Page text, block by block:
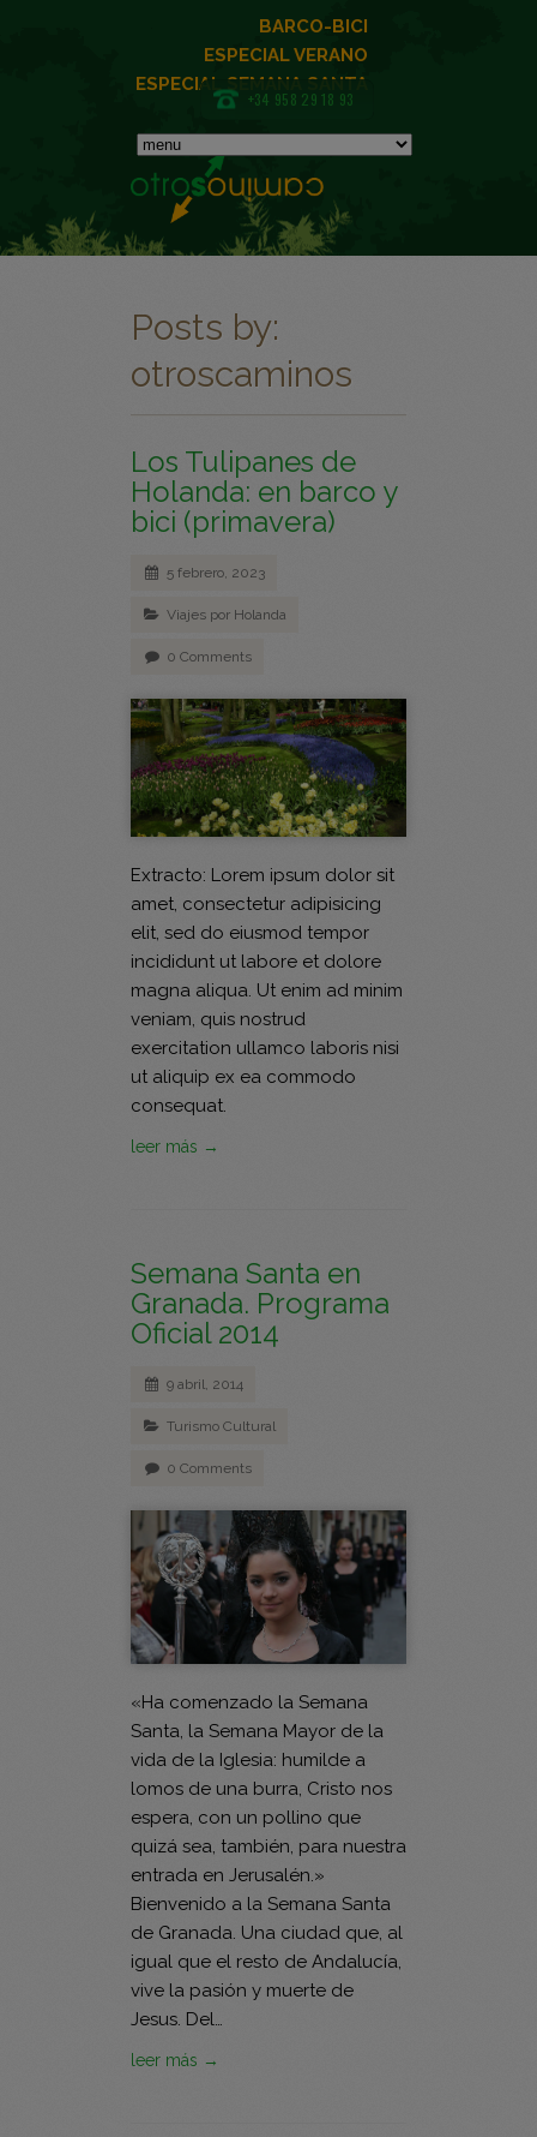
BARCO-BICI
ESPECIAL VERANO
ESPECIAL SEMANA SANTA
+34 958 29 18 93
Posts by:
otroscaminos
Los Tulipanes de
Holanda: en barco y
bici (primavera)
5 febrero, 2023
Viajes por Holanda
0 Comments
Extracto: Lorem ipsum dolor sit
amet, consectetur adipisicing
elit, sed do eiusmod tempor
incididunt ut labore et dolore
magna aliqua. Ut enim ad minim
veniam, quis nostrud
exercitation ullamco laboris nisi
ut aliquip ex ea commodo
consequat.
leer más →
Semana Santa en
Granada. Programa
Oficial 2014
9 abril, 2014
Turismo Cultural
0 Comments
«Ha comenzado la Semana
Santa, la Semana Mayor de la
vida de la Iglesia: humilde a
lomos de una burra, Cristo nos
espera, con un pollino que
quizá sea, también, para nuestra
entrada en Jerusalén.»
Bienvenido a la Semana Santa
de Granada. Una ciudad que, al
igual que el resto de Andalucía,
vive la pasión y muerte de
Jesus. Del…
leer más →